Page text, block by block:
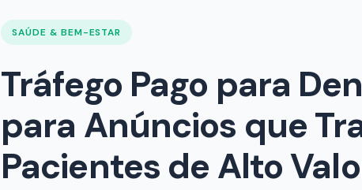
SAÚDE & BEM-ESTAR
Tráfego Pago para
para Anúncios que
Pacientes de Alto